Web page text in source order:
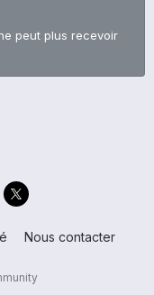
peut plus recevoir
Nous contacter